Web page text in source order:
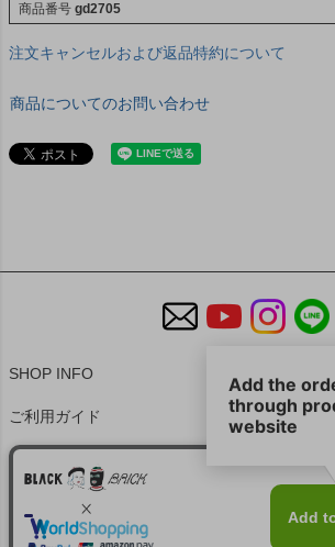
商品番号 gd2705
注文キャンセルおよび返品特約について
商品についてのお問い合わせ
SHOP INFO
ご利用ガイド
特定商取引法に基づく表示
個人情報の取扱